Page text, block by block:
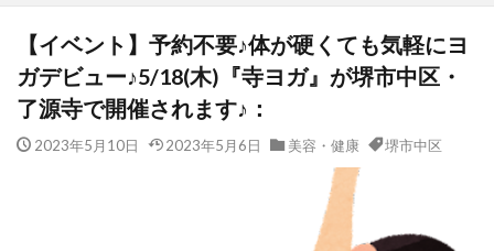
【イベント】予約不要♪体が硬くても気軽にヨ
ガデビュー♪5/18(木)『寺ヨガ』が堺市中区・
了源寺で開催されます♪：
2023年5月10日 2023年5月6日 美容・健康 堺市中区